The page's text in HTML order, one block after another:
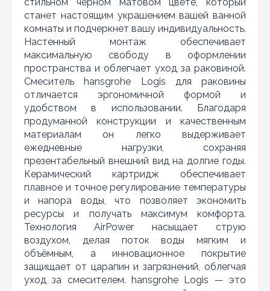
станет настоящим украшением вашей ванной
комнаты и подчеркнет вашу индивидуальность.
Настенный монтаж обеспечивает
максимальную свободу в оформлении
пространства и облегчает уход за раковиной.
Смеситель hansgrohe Logis для раковины
отличается эргономичной формой и
удобством в использовании. Благодаря
продуманной конструкции и качественным
материалам он легко выдерживает
ежедневные нагрузки, сохраняя
презентабельный внешний вид на долгие годы.
Керамический картридж обеспечивает
плавное и точное регулирование температуры
и напора воды, что позволяет экономить
ресурсы и получать максимум комфорта.
Технология AirPower насыщает струю
воздухом, делая поток воды мягким и
объёмным, а инновационное покрытие
защищает от царапин и загрязнений, облегчая
уход за смесителем. hansgrohe Logis — это
Нашли дешевле?
Уважаемы клиенты нашего магазина! Если вы блуждая
по интернету нашли цену нужного Вам товара
дешевле чем у нас... дайте нам знать, и мы будем рады
предложить более выгодную для Вас цену (при